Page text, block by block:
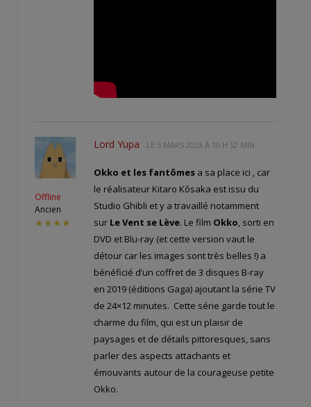
Offline
Ancien
★★★★
Lord Yupa LE 5 MARS 2023 À 10 H 52 MIN
Okko et les fantômes a sa place ici , car
le réalisateur Kitaro Kôsaka est issu du
Studio Ghibli et y a travaillé notamment
sur Le Vent se Lève. Le film Okko, sorti en
DVD et Blu-ray (et cette version vaut le
détour car les images sont très belles !) a
bénéficié d’un coffret de 3 disques B-ray
en 2019 (éditions Gaga) ajoutant la série TV
de 24×12 minutes. Cette série garde tout le
charme du film, qui est un plaisir de
paysages et de détails pittoresques, sans
parler des aspects attachants et
émouvants autour de la courageuse petite
Okko.